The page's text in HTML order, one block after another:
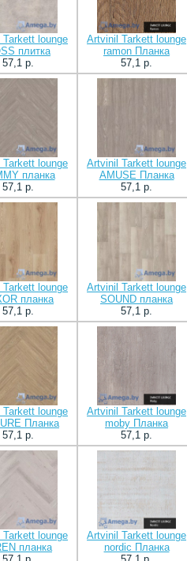
lounge
плитка
57,1 p.
Artvinil Tarkett lounge
ramon Планка
57,1 p.
lounge
планка
57,1 p.
Artvinil Tarkett lounge
AMUSE Планка
57,1 p.
lounge
планка
57,1 p.
Artvinil Tarkett lounge
SOUND планка
57,1 p.
lounge
Планка
57,1 p.
Artvinil Tarkett lounge
moby Планка
57,1 p.
lounge
планка
Artvinil Tarkett lounge
nordic Планка